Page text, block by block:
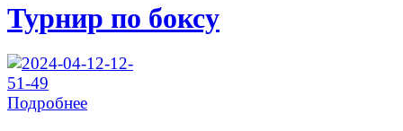
Турнир по боксу
Подробнее